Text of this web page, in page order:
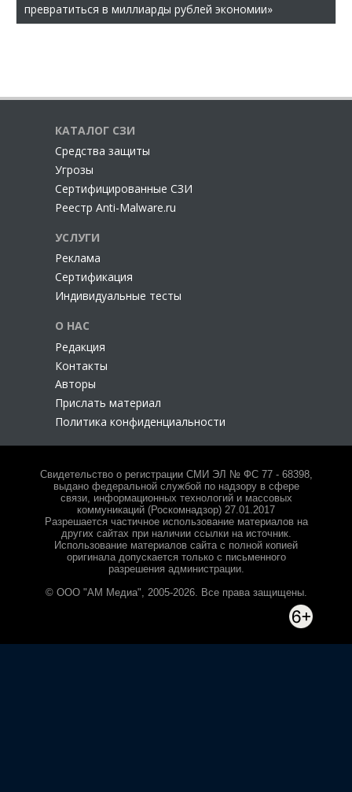
превратиться в миллиарды рублей экономии»
КАТАЛОГ СЗИ
Cредства защиты
Угрозы
Сертифицированные СЗИ
Реестр Anti-Malware.ru
УСЛУГИ
Реклама
Сертификация
Индивидуальные тесты
О НАС
Редакция
Контакты
Авторы
Прислать материал
Политика конфиденциальности
Свидетельство о регистрации СМИ ЭЛ № ФС 77 - 68398,
выдано федеральной службой по надзору в сфере
связи, информационных технологий и массовых
коммуникаций (Роскомнадзор) 27.01.2017
Разрешается частичное использование материалов на
других сайтах при наличии ссылки на источник.
Использование материалов сайта с полной копией
оригинала допускается только с письменного
разрешения администрации.
© ООО "АМ Медиа", 2005-2026. Все права защищены.